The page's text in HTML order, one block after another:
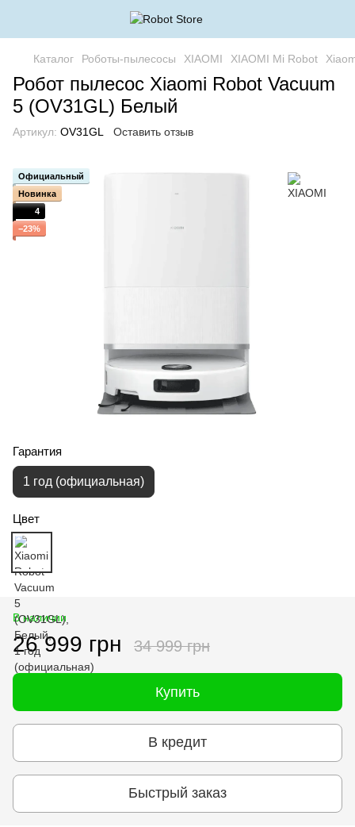
Каталог Роботы-пылесосы XIAOMI XIAOMI Mi Robot
Робот пылесос Xiaomi Robot Vacuum
5 (OV31GL) Белый
Артикул: OV31GL Оставить отзыв
Официальный
Новинка
4
−23%
Гарантия
1 год (официальная)
Цвет
В наличии
26 999 грн 34 999 грн
Купить
В кредит
Быстрый заказ